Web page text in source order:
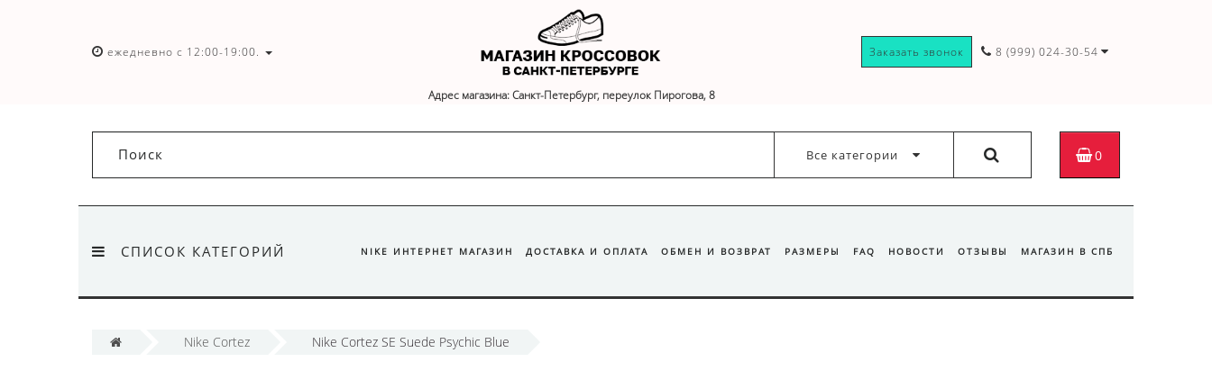
ежедневно с 12:00-19:00.
Адрес магазина: Санкт-Петербург, переулок Пирогова, 8
Заказать звонок 8 (999) 024-30-54
Все категории 0
СПИСОК КАТЕГОРИЙ NIKE ИНТЕРНЕТ МАГАЗИН ДОСТАВКА И ОПЛАТА ОБМЕН И ВОЗВРАТ РАЗМЕРЫ FAQ НОВОСТИ ОТЗЫВЫ МАГАЗИН В СПБ
Nike Cortez Nike Cortez SE Suede Psychic Blue